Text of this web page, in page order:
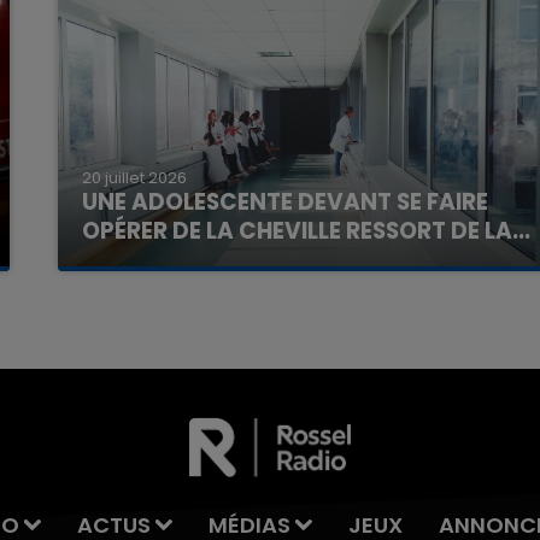
20 juillet 2026
UNE ADOLESCENTE DEVANT SE FAIRE
OPÉRER DE LA CHEVILLE RESSORT DE LA...
La famille a porté plainte contre la clinique qui a
ACTUS MÉDIAS JEUX